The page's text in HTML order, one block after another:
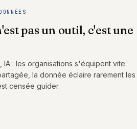
pas un outil, c'est une
IA : les organisations s'équipent vite.
la donnée éclaire rarement les
censée guider.